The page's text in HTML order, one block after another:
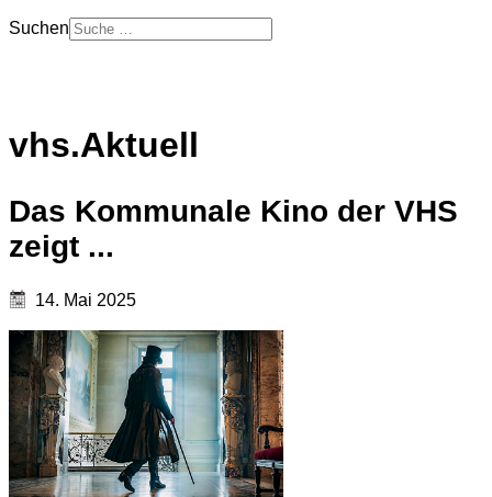
Suchen
vhs.Aktuell
Das Kommunale Kino der VHS
zeigt ...
14. Mai 2025